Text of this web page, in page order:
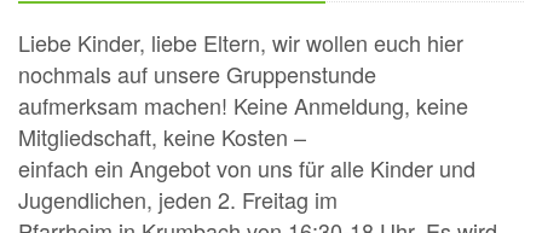
Liebe Kinder, liebe Eltern, wir wollen euch hier
nochmals auf unsere Gruppenstunde
aufmerksam machen! Keine Anmeldung, keine
Mitgliedschaft, keine Kosten –
einfach ein Angebot von uns für alle Kinder und
Jugendlichen, jeden 2. Freitag im